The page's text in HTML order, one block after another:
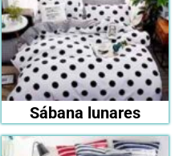
Sábana lunares